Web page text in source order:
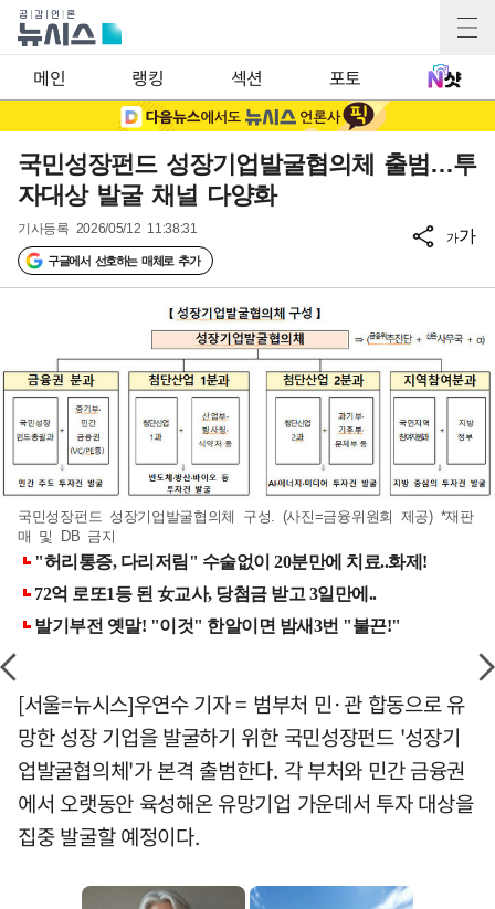
메인 랭킹 섹션 포토
국민성장펀드 성장기업발굴협의체 출범…투
자대상 발굴 채널 다양화
기사등록 2026/05/12 11:38:31
구글에서 선호하는 매체로 추가
가가
국민성장펀드 성장기업발굴협의체 구성. (사진=금융위원회 제공) *재판
매 및 DB 금지
[서울=뉴시스]우연수 기자 = 범부처 민·관 합동으로 유
망한 성장 기업을 발굴하기 위한 국민성장펀드 '성장기
업발굴협의체'가 본격 출범한다. 각 부처와 민간 금융권
에서 오랫동안 육성해온 유망기업 가운데서 투자 대상을
집중 발굴할 예정이다.